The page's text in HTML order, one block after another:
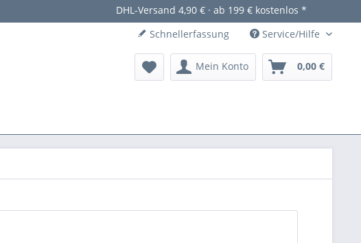
DHL-Versand 4,90 € · ab 199 € kostenlos *
Schnellerfassung
Service/Hilfe
Mein Konto 0,00 €